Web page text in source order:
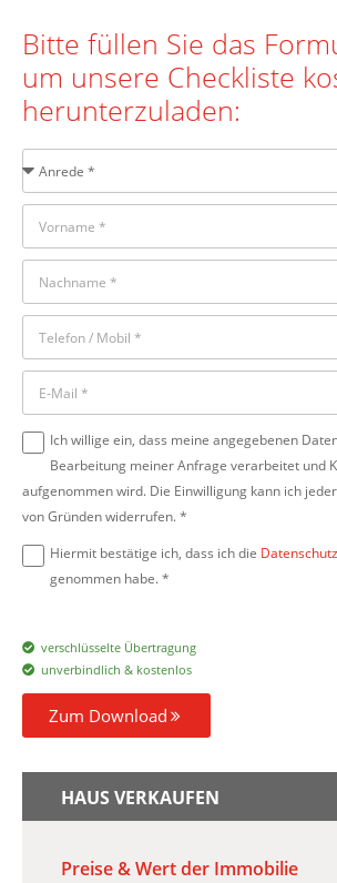
Bitte füllen Sie das
um unsere Checkliste
herunterzuladen:
Ich willige ein, dass meine angegebenen
Bearbeitung meiner Anfrage verarbeitet und
aufgenommen wird. Die Einwilligung kann ich
von Gründen widerrufen. *
Hiermit bestätige ich, dass ich die
genommen habe. *
verschlüsselte Übertragung
unverbindlich & kostenlos
Zum Download
HAUS VERKAUFEN
Preise & Wert der Immobilie